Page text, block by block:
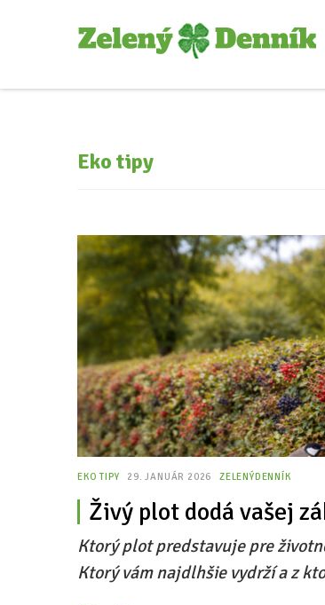
Eko tipy
EKO TIPY 29. JANUÁR 2026 ZELENÝDENNÍK
Živý plot dodá vašej
Ktorý plot predstavuje pre
Ktorý vám najdlhšie vydrží a z